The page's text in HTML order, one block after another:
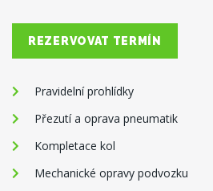
REZERVOVAT TERMÍN
Pravidelní prohlídky
Přezutí a oprava pneumatik
Kompletace kol
Mechanické opravy podvozku